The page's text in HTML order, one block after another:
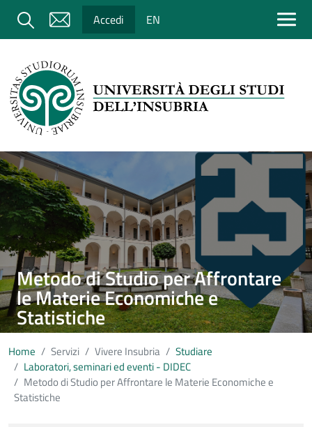
Salta al contenuto principale
Cerca Accedi EN
Immagine
Metodo di Studio per Affrontare
le Materie Economiche e
Statistiche
Home Servizi Vivere Insubria
Studiare
Laboratori, seminari ed eventi - DIDEC
Metodo di Studio per Affrontare le Materie Economiche e
Statistiche